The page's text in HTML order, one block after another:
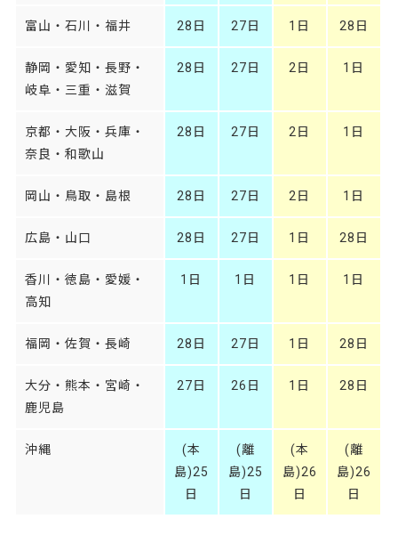
富山・石川・福井 28日 27日 1日 28日
静岡・愛知・長野・
岐阜・三重・滋賀
28日 27日 2日 1日
京都・大阪・兵庫・
奈良・和歌山
28日 27日 2日 1日
岡山・鳥取・島根 28日 27日 2日 1日
広島・山口 28日 27日 1日 28日
香川・徳島・愛媛・
高知
1日 1日 1日 1日
福岡・佐賀・長崎 28日 27日 1日 28日
大分・熊本・宮崎・
鹿児島
27日 26日 1日 28日
沖縄
(本
島)25
日
(離
島)25
日
(本
島)26
日
(離
島)26
日